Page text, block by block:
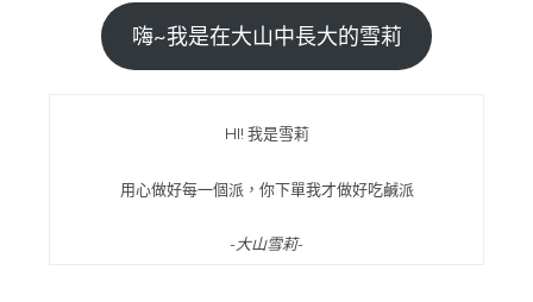
嗨~我是在大山中長大的雪莉
HI! 我是雪莉
用心做好每一個派，你下單我才做好吃鹹派
-大山雪莉-